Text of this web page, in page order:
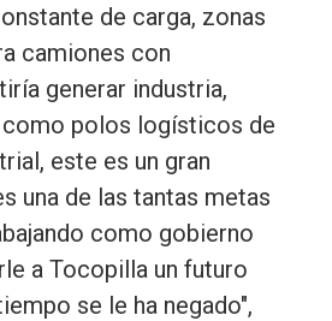
de carga, zonas
camiones con
generar industria,
polos logísticos de
este es un gran
una de las tantas metas
como gobierno
a Tocopilla un futuro
se le ha negado",